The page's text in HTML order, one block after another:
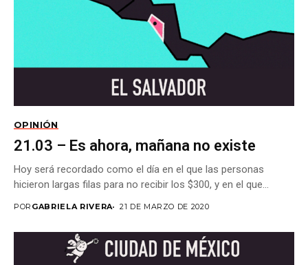
OPINIÓN
21.03 – Es ahora, mañana no existe
Hoy será recordado como el día en el que las personas
hicieron largas filas para no recibir los $300, y en el que...
POR GABRIELA RIVERA 21 DE MARZO DE 2020